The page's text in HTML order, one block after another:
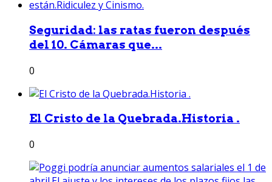
Seguridad: las ratas fueron después
del 10. Cámaras que...
0
El Cristo de la Quebrada.Historia .
0